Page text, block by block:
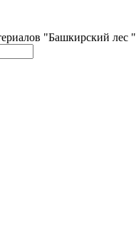
"Башкирский лес "